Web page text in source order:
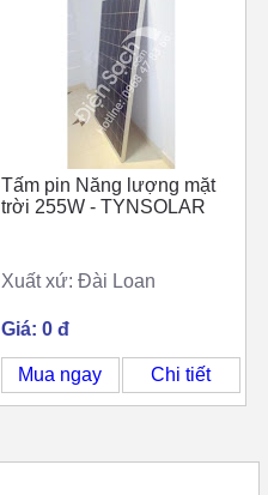
Tấm pin Năng lượng mặt
trời 255W - TYNSOLAR
Xuất xứ: Đài Loan
Giá: 0 đ
Mua ngay Chi tiết